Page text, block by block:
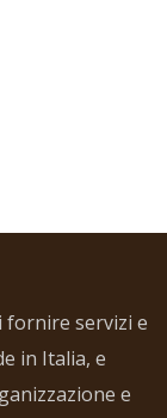
fornire servizi e
in Italia, e
e